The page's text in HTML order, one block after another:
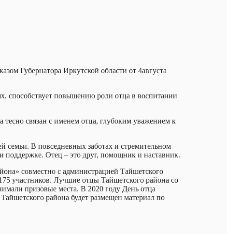
Губернатора Иркутской области от 4августа
способствует повышению роли отца в воспитании
тесно связан с именем отца, глубоким уважением к
семьи. В повседневных заботах и стремительном
поддержке. Отец – это друг, помощник и наставник.
совместно с администрацией Тайшетского
участников. Лучшие отцы Тайшетского района со
призовые места. В 2020 году День отца
района будет размещен материал по